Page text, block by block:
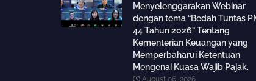
Menyelenggarakan Webinar
dengan tema “Bedah Tuntas
44 Tahun 2026” Tentang
Kementerian Keuangan yang
Memperbaharui Ketentuan
Mengenai Kuasa Wajib Pajak.
August 06, 2026